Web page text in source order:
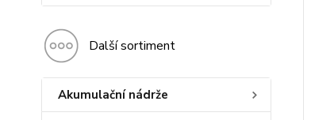
Další sortiment
Akumulační nádrže